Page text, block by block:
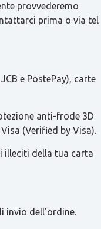
provvederemo
prima o via tel
e PostePay), carte
anti-frode 3D
(Verified by Visa).
illeciti della tua carta
invio dell’ordine.